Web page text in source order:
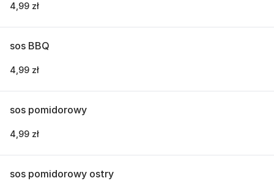
4,99 zł
sos BBQ
4,99 zł
sos pomidorowy
4,99 zł
sos pomidorowy ostry